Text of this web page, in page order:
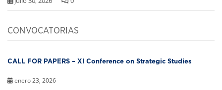
CONVOCATORIAS
CALL FOR PAPERS – XI Conference on Strategic Studies
enero 23, 2026